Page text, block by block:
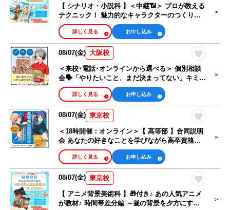
【 シナリオ・小説科 】＜中継📶＞ プロが教える
テクニック！ 魅力的なキャラクターのつくり方
講座
お申し込み
詳しく見る
08/07(金) 大阪校
＜来校･電話･オンラインから選べる＞ 個別相談
会🗣️「やりたいこと、まだ決まってない」キミも
大歓迎！
お申し込み
詳しく見る
08/07(金) 東京校
＜18時開催：オンライン＞【 高等部 】合同説明
会 あなたの好きなことを学びながら高卒資格を
取得できる！
お申し込み
詳しく見る
08/07(金) 東京校
【 アニメ背景美術科 】🎁付き♪ あの人気アニメ
が教材♪ 時間帯差分編 ～昼の背景を夕方にする